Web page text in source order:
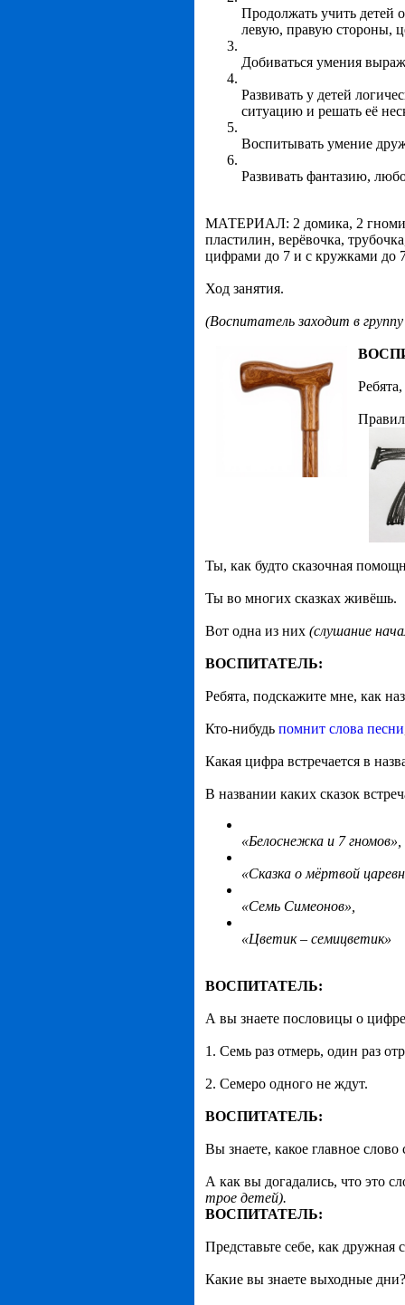
Продолжать учить детей
левую, правую стороны,
Добиваться умения
Развивать у детей
ситуацию и решать её
Воспитывать умение
Развивать фантазию,
МАТЕРИАЛ: 2 домика, 2
пластилин, верёвочка,
цифрами до 7 и с кружками до
Ход занятия.
(Воспитатель заходит в
Ты, как будто сказочная
Ты во многих сказках живёшь.
Вот одна из них (слушание
ВОСПИТАТЕЛЬ:
Ребята, подскажите мне, как
Кто-нибудь помнит слова песни
Какая цифра встречается в
В названии каких сказок
«Белоснежка и 7 гномов»,
«Сказка о мёртвой
«Семь Симеонов»,
«Цветик – семицветик»
ВОСПИТАТЕЛЬ:
А вы знаете пословицы о
1. Семь раз отмерь, один раз
2. Семеро одного не ждут.
ВОСПИТАТЕЛЬ:
Вы знаете, какое главное
А как вы догадались, что это
трое детей).
ВОСПИТАТЕЛЬ:
Представьте себе, как
Какие вы знаете выходные дни?